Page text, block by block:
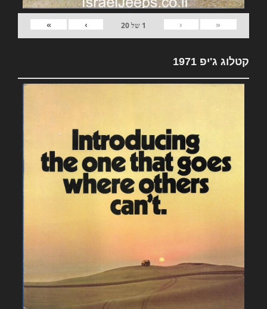
«
‹
1 של20
›
»
קטלוג ג'יפ 1971